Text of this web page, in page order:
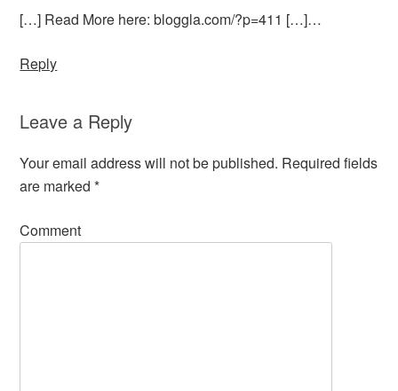
[…] Read More here: bloggla.com/?p=411 […]…
Reply
Leave a Reply
Your email address will not be published. Required fields
are marked*
Comment